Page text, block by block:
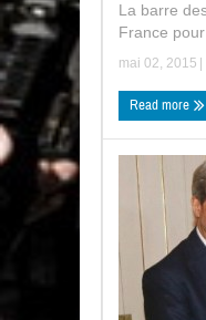
La barre
France
mai 02, 2015
Read more